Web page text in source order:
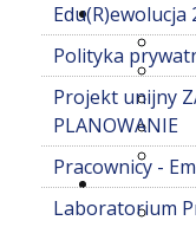
Edu(R)ewolucja
Polityka
Projekt unijny
PLANOWANIE
Pracownicy -
Laboratorium